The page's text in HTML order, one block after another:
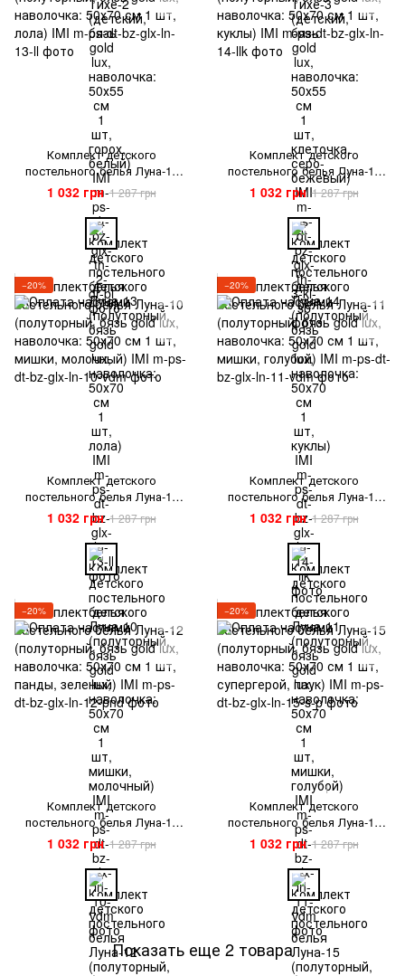
Комплект детского
постельного белья Луна-13
(полуторный, бязь gold lux,
наволочка: 50х70 см 1 шт,
лола) IMI
1 032 грн 1 287 грн
Комплект детского
постельного белья Луна-14
(полуторный, бязь gold lux,
наволочка: 50х70 см 1 шт,
куклы) IMI
1 032 грн 1 287 грн
−20%
Комплект детского
постельного белья Луна-10
(полуторный, бязь gold lux,
наволочка: 50х70 см 1 шт,
мишки, молочный) IMI
1 032 грн 1 287 грн
−20%
Комплект детского
постельного белья Луна-11
(полуторный, бязь gold lux,
наволочка: 50х70 см 1 шт,
мишки, голубой) IMI
1 032 грн 1 287 грн
−20%
Комплект детского
постельного белья Луна-12
(полуторный, бязь gold lux,
наволочка: 50х70 см 1 шт,
панды, зеленый) IMI
1 032 грн 1 287 грн
−20%
1
Комплект детского
постельного белья Луна-15
(полуторный, бязь gold lux,
наволочка: 50х70 см 1 шт,
супергерой, паук) IMI
1 032 грн 1 287 грн
Показать еще 2 товара